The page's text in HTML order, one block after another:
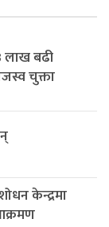
लाख बढी
चुक्ता
केन्द्रमा